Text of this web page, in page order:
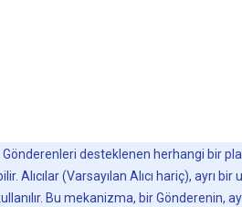
Gönderenleri desteklenen herhangi bir
Alıcılar (Varsayılan Alıcı hariç), ayrı bir
Bu mekanizma, bir Gönderenin,